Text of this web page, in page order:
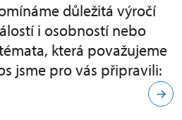
důležitá výročí
i osobností nebo
která považujeme
jsme pro vás připravili: